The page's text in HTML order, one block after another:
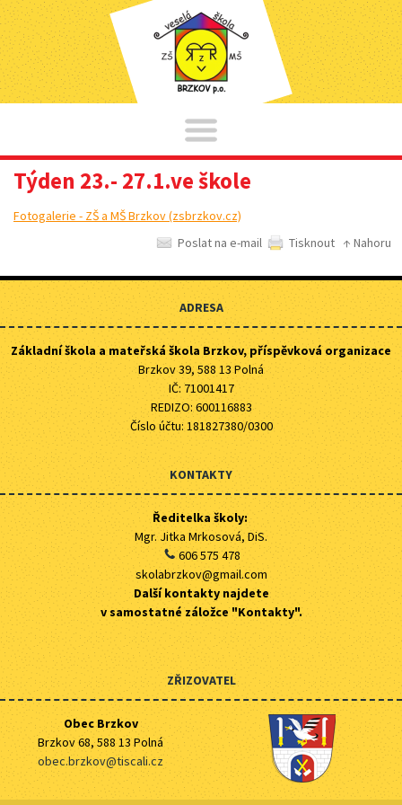
Týden 23.- 27.1.ve škole
Fotogalerie - ZŠ a MŠ Brzkov (zsbrzkov.cz)
Poslat na e-mail
Tisknout ↑ Nahoru
ADRESA
Základní škola a mateřská škola Brzkov, příspěvková organizace
Brzkov 39, 588 13 Polná
IČ: 71001417
REDIZO: 600116883
Číslo účtu: 181827380/0300
KONTAKTY
Ředitelka školy:
Mgr. Jitka Mrkosová, DiS.
606 575 478
skolabrzkov@gmail.com
Další kontakty najdete
v samostatné záložce "Kontakty".
ZŘIZOVATEL
Obec Brzkov
Brzkov 68, 588 13 Polná
obec.brzkov@tiscali.cz